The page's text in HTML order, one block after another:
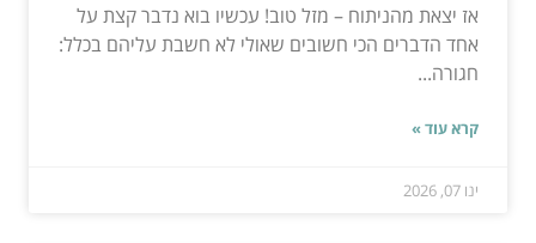
אז יצאת מהניתוח – מזל טוב! עכשיו בוא נדבר קצת על
אחד הדברים הכי חשובים שאולי לא חשבת עליהם בכלל:
חגורה...
קרא עוד »
ינו 07, 2026